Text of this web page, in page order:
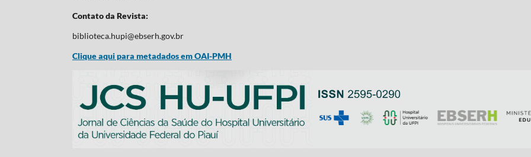
Contato da Revista:
biblioteca.hupi@ebserh.gov.br
Clique aqui para metadados em OAI-PMH